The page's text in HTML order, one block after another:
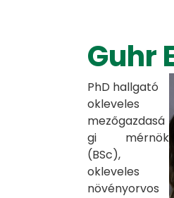
Guhr
PhD hallgató
okleveles
mezőgazdasá
gi mérnök
(BSc),
okleveles
növényorvos